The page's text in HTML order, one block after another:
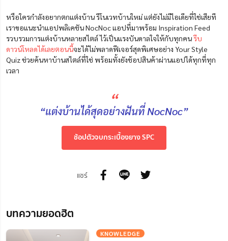
หรือใครกำลังอยากตกแต่งบ้าน รีโนเวทบ้านใหม่ แต่ยังไม่มีไอเดียที่ใช่เสียที
เราขอแนะนำแอปพลิเคชัน NocNoc แอปที่มาพร้อม Inspiration Feed
รวบรวมการแต่งบ้านหลายสไตล์ ไว้เป็นแรงบันดาลใจให้กับทุกคนรีบ
ดาวน์โหลดได้เลยตอนนี้จะได้ไม่พลาดฟีเจอร์สุดพิเศษอย่าง Your Style
Quiz ช่วยค้นหาบ้านสไตล์ที่ใช่ พร้อมทั้งยังช้อปสินค้าผ่านแอปได้ทุกที่ทุก
เวลา
“
“แต่งบ้านได้สุดอย่างฝันที่ NocNoc”
ช้อปตัวจบกระเบื้องยาง SPC
แชร์
บทความยอดฮิต
KNOWLEDGE